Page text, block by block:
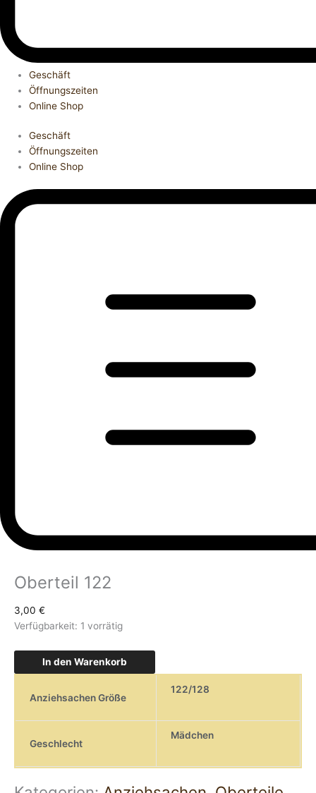
Geschäft
Öffnungszeiten
Online Shop
Geschäft
Öffnungszeiten
Online Shop
Oberteil 122
3,00 €
Verfügbarkeit: 1 vorrätig
In den Warenkorb
Anziehsachen Größe
122/128
Geschlecht
Mädchen